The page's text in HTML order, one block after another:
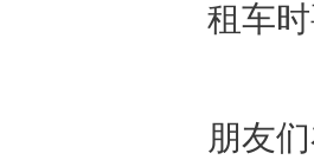
租车
朋友